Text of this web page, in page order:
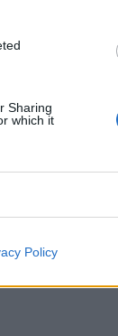
Sharing
which it
Policy